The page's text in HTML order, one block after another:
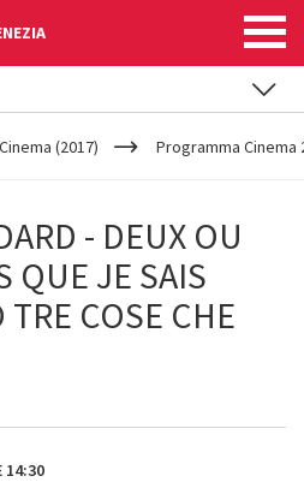
Cinema (2017) Programma
- DEUX OU
QUE JE SAIS
COSE CHE
14:30